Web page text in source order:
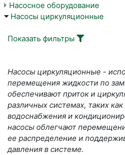
Насосное оборудование
Насосы циркуляционные
Показать фильтры
Насосы циркуляционные -
перемещения жидкости по
обеспечивают приток и
различных системах, таких
водоснабжения и
насосы облегчают
ее распределение и
давления в системе.